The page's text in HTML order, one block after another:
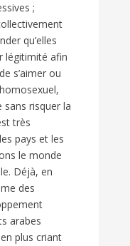
;
qu’elles
légitimité afin
s’aimer ou
sans risquer la
très
pays et les
le monde
Déjà, en
des
arabes
plus criant